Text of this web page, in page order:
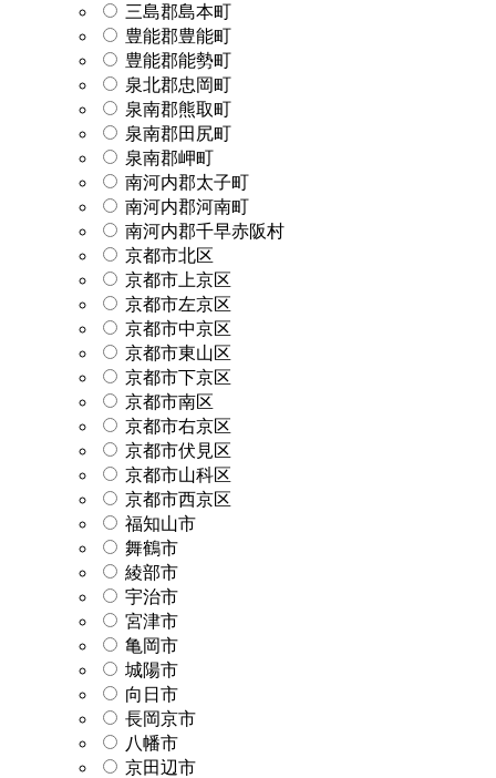
三島郡島本町
豊能郡豊能町
豊能郡能勢町
泉北郡忠岡町
泉南郡熊取町
泉南郡田尻町
泉南郡岬町
南河内郡太子町
南河内郡河南町
南河内郡千早赤阪村
京都市北区
京都市上京区
京都市左京区
京都市中京区
京都市東山区
京都市下京区
京都市南区
京都市右京区
京都市伏見区
京都市山科区
京都市西京区
福知山市
舞鶴市
綾部市
宇治市
宮津市
亀岡市
城陽市
向日市
長岡京市
八幡市
京田辺市